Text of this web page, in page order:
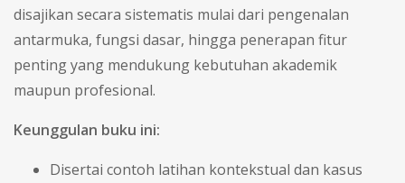
disajikan secara sistematis mulai dari pengenalan
antarmuka, fungsi dasar, hingga penerapan fitur
penting yang mendukung kebutuhan akademik
maupun profesional.
Keunggulan buku ini:
Disertai contoh latihan kontekstual dan kasus